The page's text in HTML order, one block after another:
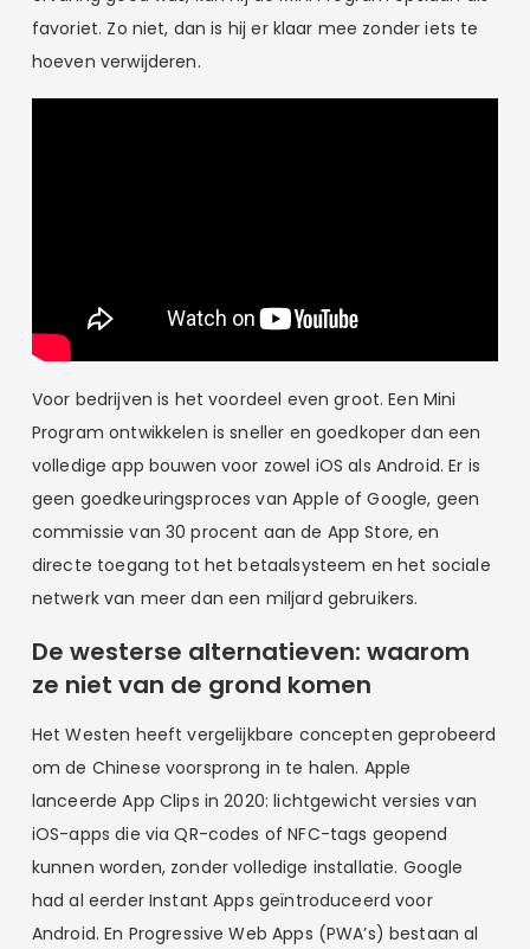
favoriet. Zo niet, dan is hij er klaar mee zonder iets te
hoeven verwijderen.
Voor bedrijven is het voordeel even groot. Een Mini
Program ontwikkelen is sneller en goedkoper dan een
volledige app bouwen voor zowel iOS als Android. Er is
geen goedkeuringsproces van Apple of Google, geen
commissie van 30 procent aan de App Store, en
directe toegang tot het betaalsysteem en het sociale
netwerk van meer dan een miljard gebruikers.
De westerse alternatieven: waarom
ze niet van de grond komen
Het Westen heeft vergelijkbare concepten geprobeerd
om de Chinese voorsprong in te halen. Apple
lanceerde App Clips in 2020: lichtgewicht versies van
iOS-apps die via QR-codes of NFC-tags geopend
kunnen worden, zonder volledige installatie. Google
had al eerder Instant Apps geïntroduceerd voor
Android. En Progressive Web Apps (PWA’s) bestaan al